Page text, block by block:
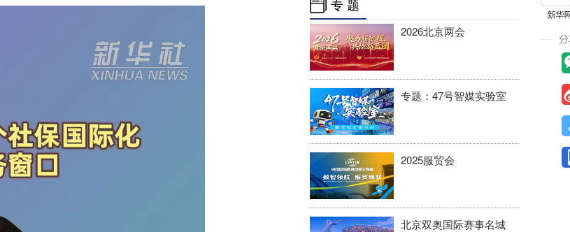
专 题
2026北京两会
专题：47号智媒实验室
2025服贸会
北京双奥国际赛事名城